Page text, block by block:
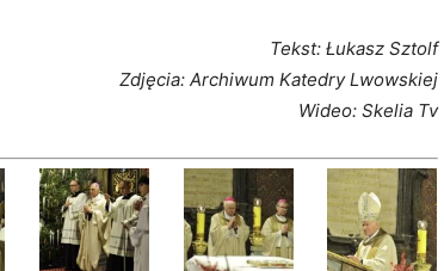
Tekst: Łukasz Sztolf
Zdjęcia: Archiwum Katedry Lwowskiej
Wideo: Skelia Tv